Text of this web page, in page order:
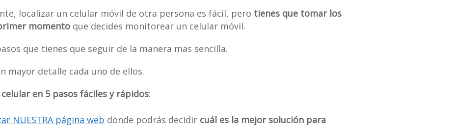
localizar un celular móvil de otra persona es fácil, pero tienes que tomar los
momento que decides monitorear un celular móvil.
que tienes que seguir de la manera mas sencilla.
mayor detalle cada uno de ellos.
en 5 pasos fáciles y rápidos:
NUESTRA página web donde podrás decidir cuál es la mejor solución para